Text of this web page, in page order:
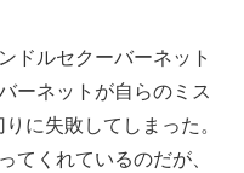
ドルセクーバーネット
ーネットが自らのミス
に失敗してしまった。
てくれているのだが、